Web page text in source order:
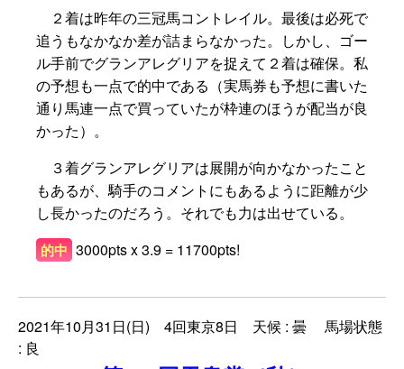
２着は昨年の三冠馬コントレイル。最後は必死で
追うもなかなか差が詰まらなかった。しかし、ゴー
ル手前でグランアレグリアを捉えて２着は確保。私
の予想も一点で的中である（実馬券も予想に書いた
通り馬連一点で買っていたが枠連のほうが配当が良
かった）。
３着グランアレグリアは展開が向かなかったこと
もあるが、騎手のコメントにもあるように距離が少
し長かったのだろう。それでも力は出せている。
的中 3000pts x 3.9 = 11700pts!
2021年10月31日(日) 4回東京8日 天候 : 曇 馬場状態
: 良